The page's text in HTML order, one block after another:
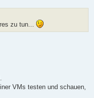
zu tun...
VMs testen und schauen,